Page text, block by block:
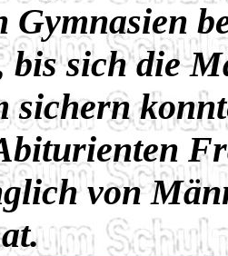
Gymnasien
bis sich die
sichern
von